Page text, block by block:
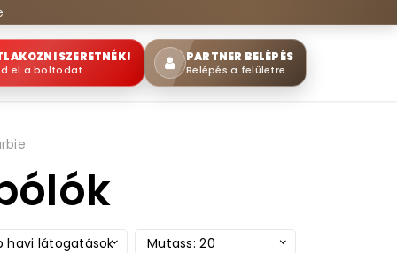
SZERETNÉK!
el a boltodat
PARTNER BELÉPÉS
Belépés a felületre
havi látogatások Mutass: 20